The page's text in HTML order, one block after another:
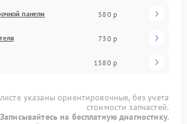
панели 580 р
730 р
1580 р
указаны ориентировочные, без учета
стоимости запчастей.
Записывайтесь на бесплатную диагностику.